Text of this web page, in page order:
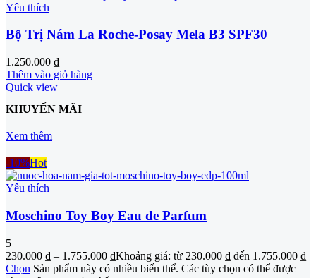
Yêu thích
Bộ Trị Nám La Roche-Posay Mela B3 SPF30
1.250.000 ₫
Thêm vào giỏ hàng
Quick view
KHUYẾN MÃI
Xem thêm
-10%Hot
Yêu thích
Moschino Toy Boy Eau de Parfum
5
230.000 ₫ – 1.755.000 ₫Khoảng giá: từ 230.000 ₫ đến 1.755.000 ₫
Chọn Sản phẩm này có nhiều biến thể. Các tùy chọn có thể được